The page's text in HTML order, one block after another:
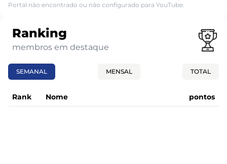
Portal não encontrado ou não configurado para YouTube.
Ranking
membros em destaque
SEMANAL MENSAL TOTAL
Rank Nome pontos